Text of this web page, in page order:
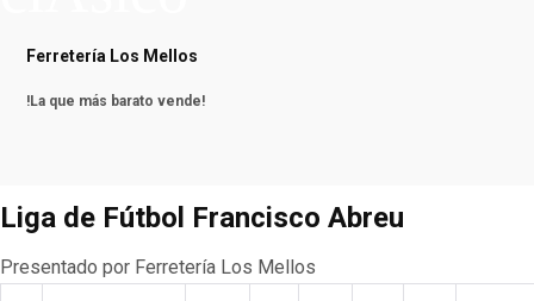
Ferretería Los Mellos
!La que más barato vende!
Liga de Fútbol Francisco Abreu
Presentado por Ferretería Los Mellos